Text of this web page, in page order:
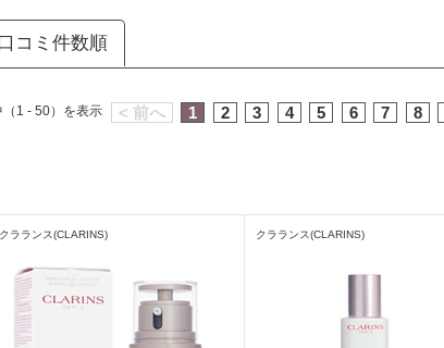
コミ件数順
< 前へ 1 2 3 4 5 6 7 8
1 - 50）を表示
クラランス(CLARINS) クラランス(CLARINS)